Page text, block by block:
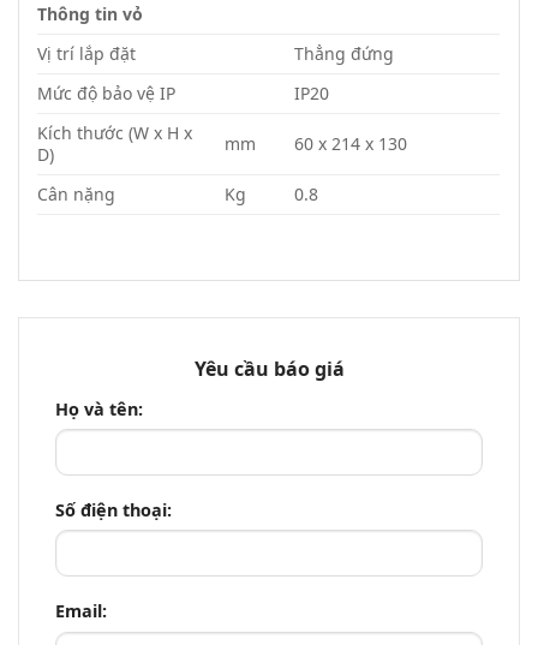
Thông tin vỏ
Vị trí lắp đặt
Thẳng đứng
Mức độ bảo vệ IP
IP20
Kích thước (W x H x
D)
mm 60 x 214 x 130
Cân nặng Kg 0.8
Yêu cầu báo giá
Họ và tên:
Số điện thoại:
Email: